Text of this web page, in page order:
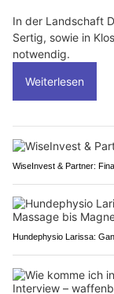
In der Landschaft
Sertig, sowie in
notwendig.
Weiterlesen
WiseInvest & Partner:
Hundephysio Larissa: